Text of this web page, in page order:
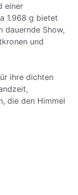
einer
1.968 g bietet
dauernde Show,
und
ihre dichten
die den Himmel